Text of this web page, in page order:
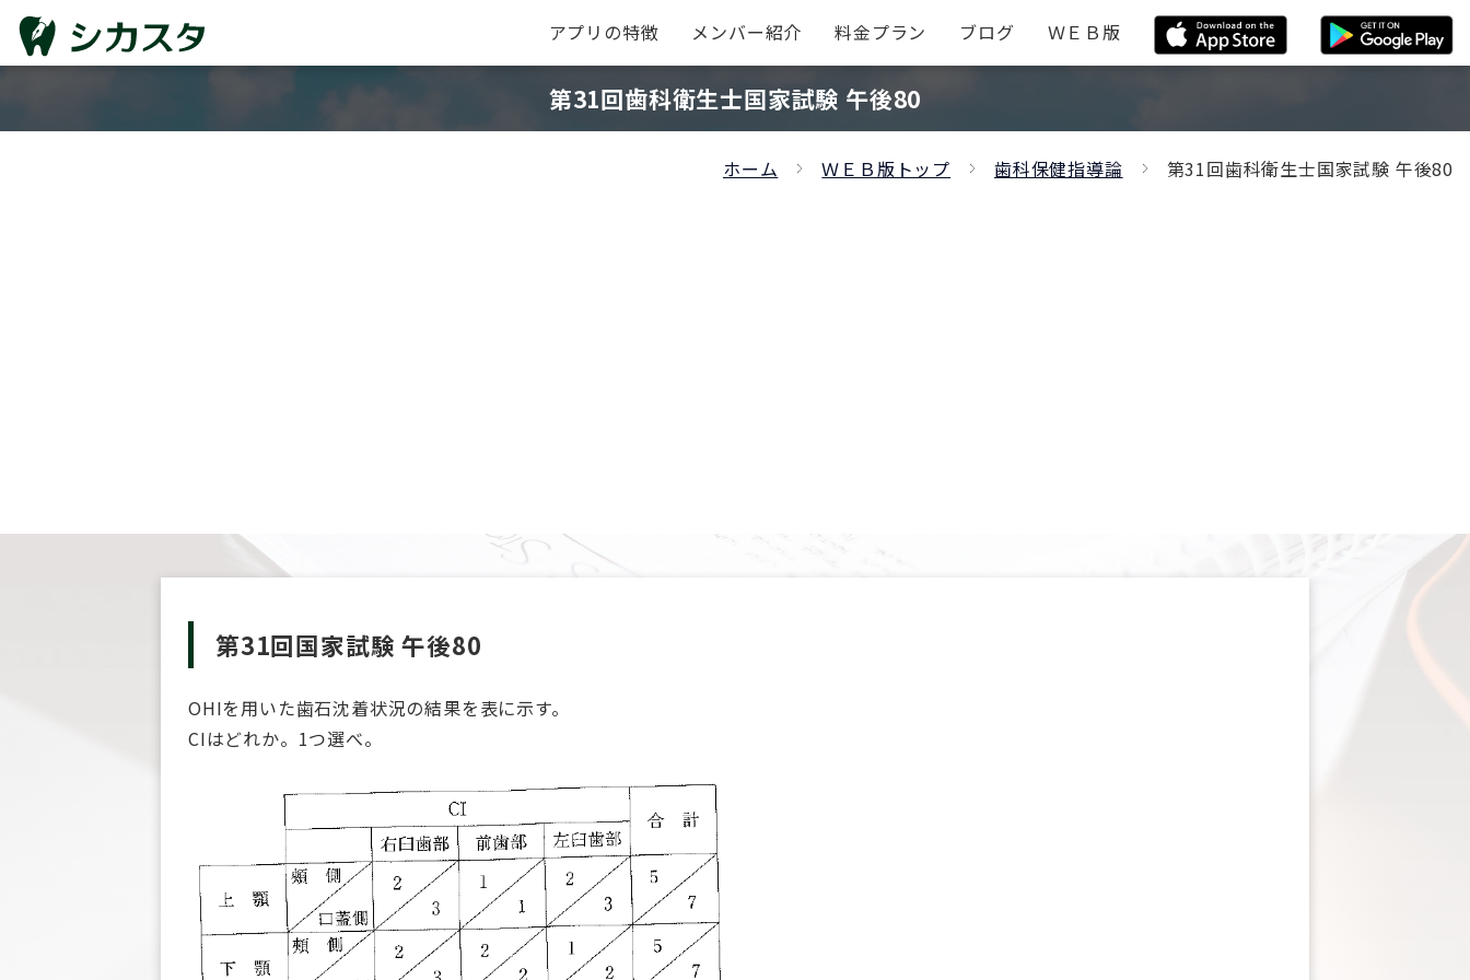
アプリの特徴 メンバー紹介 料金プラン ブログ ＷＥＢ版
第31回歯科衛生士国家試験 午後80
ホーム ＷＥＢ版トップ 歯科保健指導論 第31回歯科衛生士国家試験 午後80
第31回国家試験 午後80
OHIを用いた歯石沈着状況の結果を表に示す。
CIはどれか。1つ選べ。